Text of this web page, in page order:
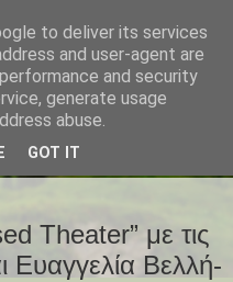
Theater” με τις
Ευαγγελία Βελλή-
to deliver its services
and user-agent are
and security
generate usage
abuse.
GOT IT